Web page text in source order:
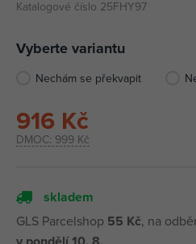
Katalogové číslo 25FHY97
Vyberte variantu
Nechám se překvapit
DMOC: 999 Kč
916 Kč
skladem
GLS Parcelshop 55 Kč, na